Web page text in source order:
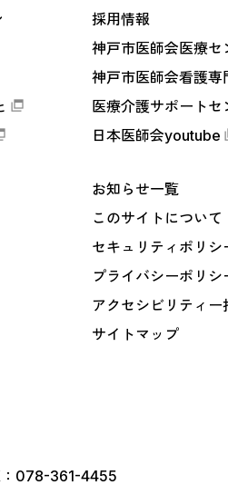
採用情報
神戸市医師会医療セ
神戸市医師会看護専
医療介護サポートセ
日本医師会youtube
お知らせ一覧
このサイトについて
セキュリティポリシ
プライバシーポリシ
アクセシビリティー
サイトマップ
078-361-4455